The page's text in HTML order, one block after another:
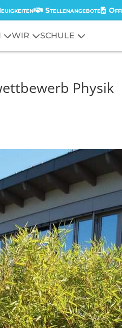
Stellenangebote
WIR SCHULE
Physik